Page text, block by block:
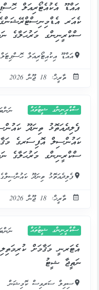
އައްޑޫ އެކުއެޓޯރިއަލް
ކެއަރ
ސްކްރީނިންގ މަރުޙަލާގެ
އައްޑޫ އިކުއިޓޯރިއަލް ހޮސްޕިޓަލް
ތާރީޚް: 18 ޖޫން 2026
ސްކްރީނިންގ ޝީޓުތައް
ފެލިދެއަތޮޅު ތިނަދޫ
ކައުންސިލް އޮފިސަރގެ
ސްކްރީނިންގ މަރުޙަލާގެ
ފެލިދެއަތޮޅު ތިނަދޫ
ތާރީޚް: 18 ޖޫން 2026
ސްކްރީނިންގ ޝީޓުތައް
އެޓަރނީ މަޤާމަށް
ނަތީޖާ ޝީޓު
ސިވިލް ސަރވިސް ކޮމިޝަން